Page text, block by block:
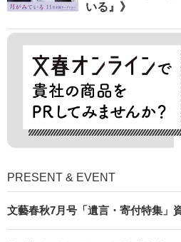
いる』》
PRESENT & EVENT
文藝春秋7月号「遺言・寄付特集」